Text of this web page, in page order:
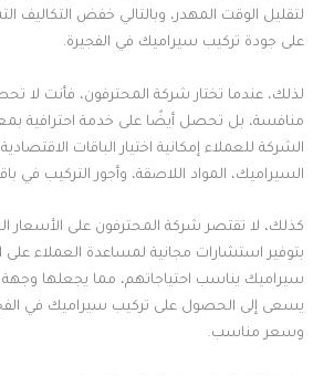
لتقليل الوقت المهدر، وبالتالي خفض التكاليف
على جودة تركيب سيراميك في الفجيرة.
لذلك، عندما تختار شركة المحترفون، فأنت لا
منافسة، بل تحصل أيضًا على خدمة احترافية
الشركة للعملاء إمكانية اختيار الباقات
السيراميك، المواد اللاصقة، وأجور التركيب في
كذلك، لا تقتصر شركة المحترفون على الأسعار
بتوفير استشارات مجانية لمساعدة العملاء على
سيراميك يناسب احتياجاتهم، مما يجعلها
يسعى إلى الحصول على تركيب سيراميك في
وسعر مناسب.